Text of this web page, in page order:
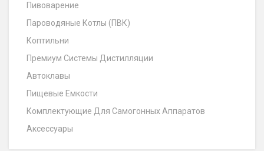
Пивоварение
Пароводяные Котлы (ПВК)
Коптильни
Премиум Системы Дистилляции
Автоклавы
Пищевые Емкости
Комплектующие Для Самогонных Аппаратов
Аксессуары